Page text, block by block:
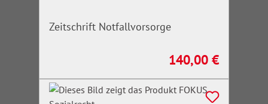
Zeitschrift Notfallvorsorge
Regulärer Preis:
140,00 €